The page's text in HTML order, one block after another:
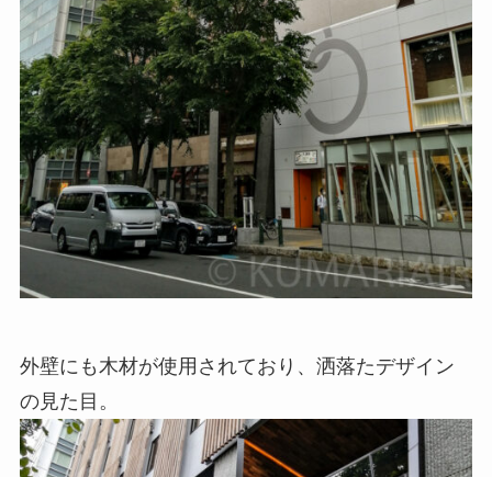
外壁にも木材が使用されており、洒落たデザイン
の見た目。